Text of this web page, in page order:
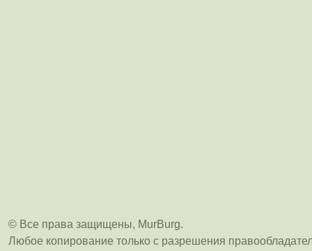
© Все права защищены, MurBurg.
Любое копирование только с разрешения